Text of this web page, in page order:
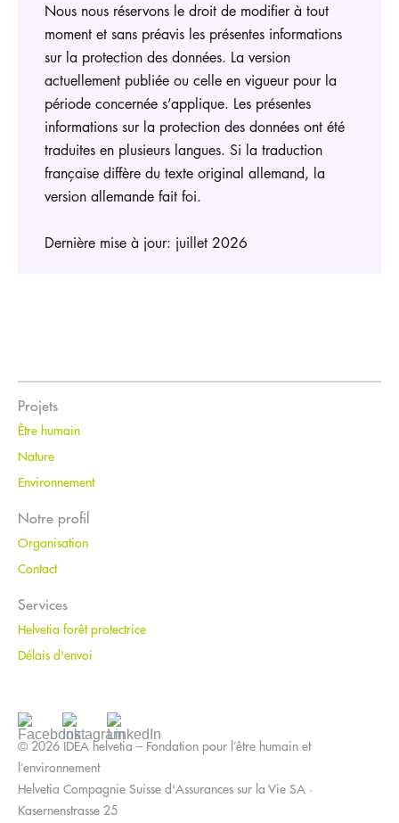
Nous nous réservons le droit de modifier à tout
moment et sans préavis les présentes informations
sur la protection des données. La version
actuellement publiée ou celle en vigueur pour la
période concernée s’applique. Les présentes
informations sur la protection des données ont été
traduites en plusieurs langues. Si la traduction
française diffère du texte original allemand, la
version allemande fait foi.
Dernière mise à jour: juillet 2026
Projets
Être humain
Nature
Environnement
Notre profil
Organisation
Contact
Services
Helvetia forêt protectrice
Délais d'envoi
© 2026 IDEA helvetia – Fondation pour l’être humain et
l’environnement
Helvetia Compagnie Suisse d'Assurances sur la Vie SA ·
Kasernenstrasse 25